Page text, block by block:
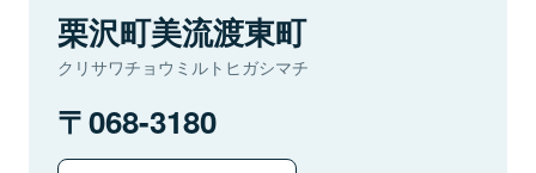
栗沢町美流渡東町
クリサワチョウミルトヒガシマチ
068-3180